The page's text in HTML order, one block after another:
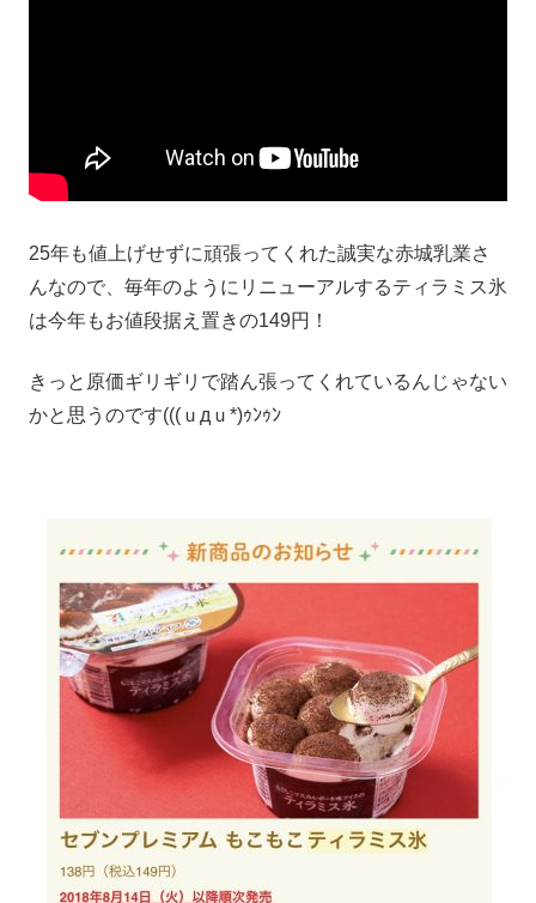
25年も値上げせずに頑張ってくれた誠実な赤城乳業さ
んなので、毎年のようにリニューアルするティラミス氷
は今年もお値段据え置きの149円！
きっと原価ギリギリで踏ん張ってくれているんじゃない
かと思うのです(((ｕдｕ*)ｩﾝｩﾝ